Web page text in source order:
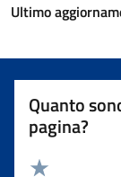
Ultimo
Quanto
pagina?